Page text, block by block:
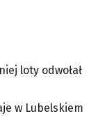
loty odwołał
w Lubelskiem